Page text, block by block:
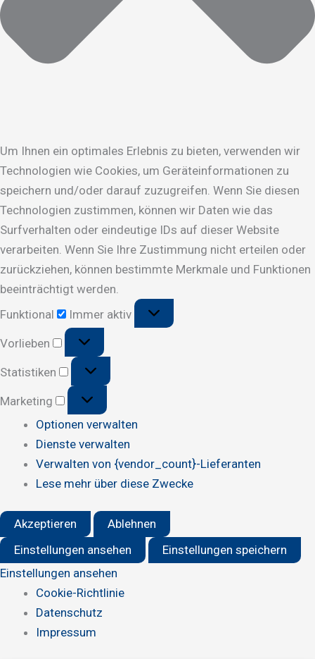
Um Ihnen ein optimales Erlebnis zu bieten, verwenden wir
Technologien wie Cookies, um Geräteinformationen zu
speichern und/oder darauf zuzugreifen. Wenn Sie diesen
Technologien zustimmen, können wir Daten wie das
Surfverhalten oder eindeutige IDs auf dieser Website
verarbeiten. Wenn Sie Ihre Zustimmung nicht erteilen oder
zurückziehen, können bestimmte Merkmale und Funktionen
beeinträchtigt werden.
Funktional
Immer aktiv
Vorlieben
Vorlieben
Statistiken
Statistiken
Marketing
Marketing
Optionen verwalten
Dienste verwalten
Verwalten von {vendor_count}-Lieferanten
Lese mehr über diese Zwecke
Akzeptieren
Ablehnen
Einstellungen ansehen
Einstellungen speichern
Einstellungen ansehen
Cookie-Richtlinie
Datenschutz
Impressum